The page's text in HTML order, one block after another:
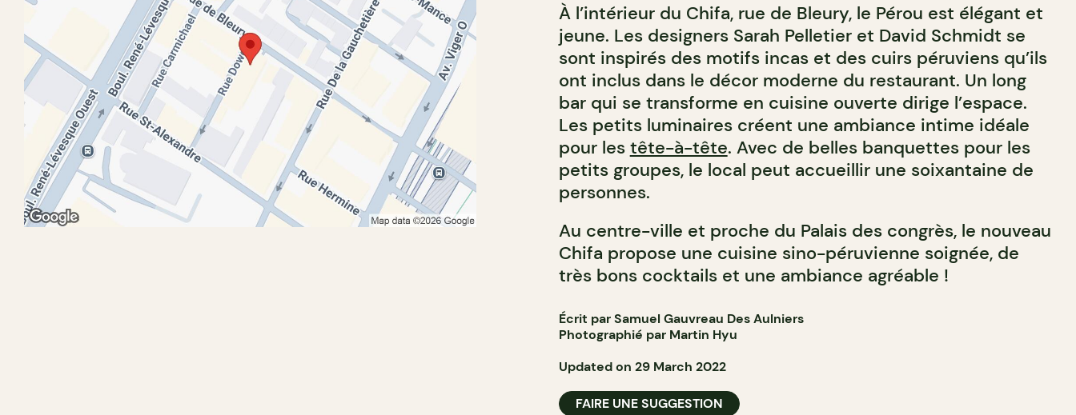
À l’intérieur du Chifa, rue de Bleury, le Pérou est élégant et
jeune. Les designers Sarah Pelletier et David Schmidt se
sont inspirés des motifs incas et des cuirs péruviens qu’ils
ont inclus dans le décor moderne du restaurant. Un long
bar qui se transforme en cuisine ouverte dirige l’espace.
Les petits luminaires créent une ambiance intime idéale
pour les tête-à-tête. Avec de belles banquettes pour les
petits groupes, le local peut accueillir une soixantaine de
personnes.
Au centre-ville et proche du Palais des congrès, le nouveau
Chifa propose une cuisine sino-péruvienne soignée, de
très bons cocktails et une ambiance agréable !
Écrit par Samuel Gauvreau Des Aulniers
Photographié par Martin Hyu
Updated on 29 March 2022
FAIRE UNE SUGGESTION